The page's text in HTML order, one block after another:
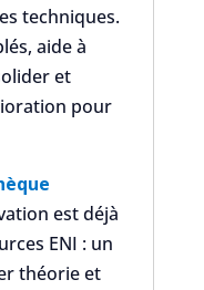
techniques.
aide à
et
pour
est déjà
ENI : un
théorie et